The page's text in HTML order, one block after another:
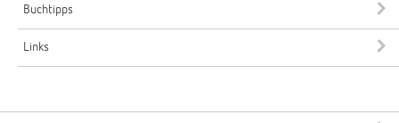
Buchtipps
Links